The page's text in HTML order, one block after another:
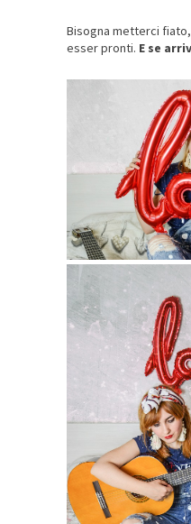
Bisogna metterci
esser pronti. E se